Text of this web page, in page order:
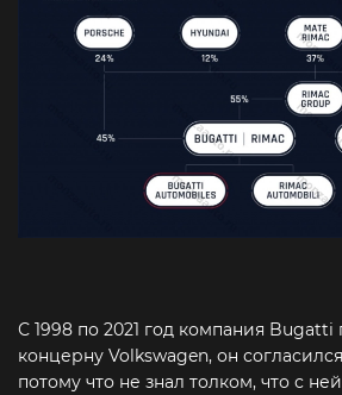
С 1998 по 2021 год компания
концерну Volkswagen, он
потому что не знал толком, что с